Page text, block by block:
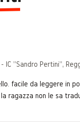
- IC "Sandro Pertini",
facile da leggere in
ragazza non le sa